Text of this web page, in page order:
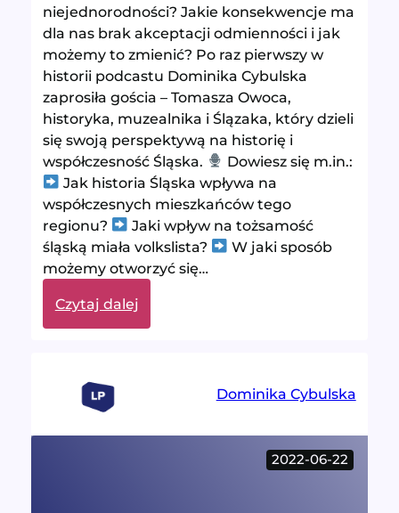
niejednorodności? Jakie konsekwencje ma
dla nas brak akceptacji odmienności i jak
możemy to zmienić? Po raz pierwszy w
historii podcastu Dominika Cybulska
zaprosiła gościa – Tomasza Owoca,
historyka, muzealnika i Ślązaka, który dzieli
się swoją perspektywą na historię i
współczesność Śląska.
Dowiesz się m.in.:
Jak historia Śląska wpływa na
współczesnych mieszkańców tego
regionu?
Jaki wpływ na tożsamość
śląską miała volkslista?
W jaki sposób
możemy otworzyć się…
Czytaj dalej:
Tożsamość
Dominika Cybulska
2022-06-22